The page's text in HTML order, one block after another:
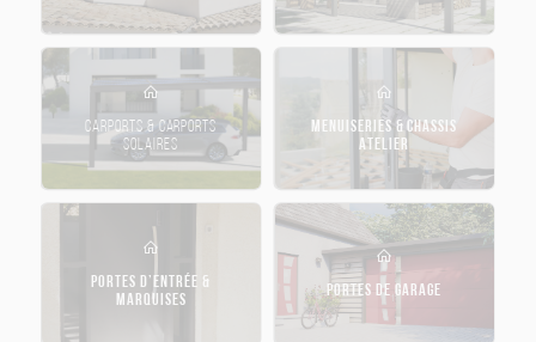
CARPORTS & CARPORTS
SOLAIRES
MENUISERIES & CHASSIS
ATELIER
PORTES D’ENTRÉE &
MARQUISES
PORTES DE GARAGE